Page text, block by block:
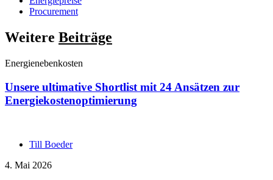
Procurement
Weitere Beiträge
Energienebenkosten
Unsere ultimative Shortlist mit 24 Ansätzen zur
Energiekostenoptimierung
Till Boeder
4. Mai 2026